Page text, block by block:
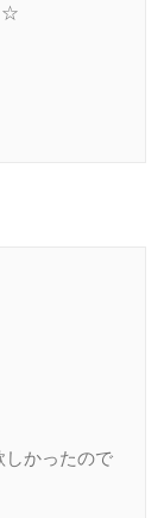
☆
しかったので